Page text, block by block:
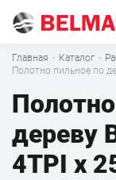
Главная · Каталог ·
Полотно пильное по
дереву
4TPI x